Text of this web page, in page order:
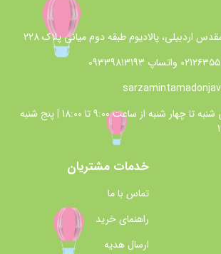
اردبیلی، پالادیوم طبقه دوم میانی پلاک 228
ساعت پاسخگويي شنبه تا چهار شنبه از ساعت 9:00 تا 18:00 | پنج شنبه
خدمات مشتریان
تماس با ما
راهنمای خرید
ارسال هدیه